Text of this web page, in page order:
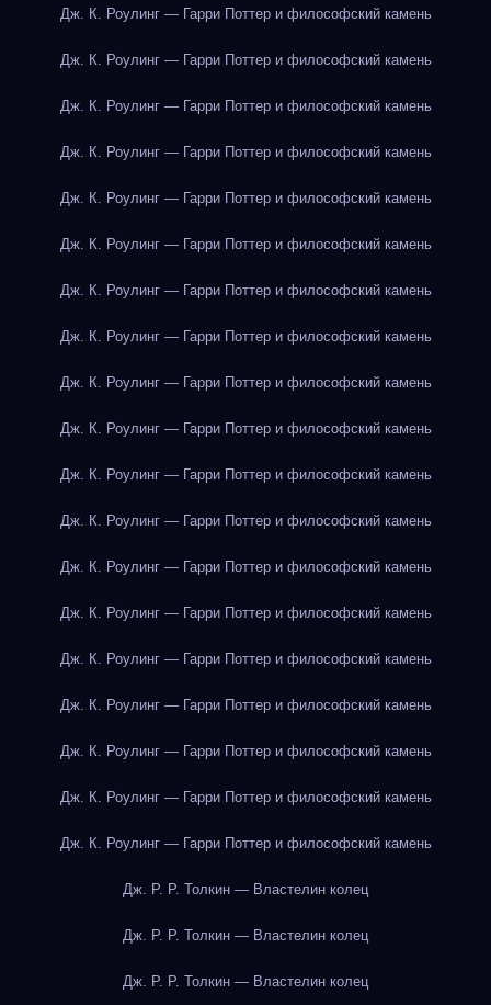
Дж. К. Роулинг — Гарри Поттер и философский камень
Дж. К. Роулинг — Гарри Поттер и философский камень
Дж. К. Роулинг — Гарри Поттер и философский камень
Дж. К. Роулинг — Гарри Поттер и философский камень
Дж. К. Роулинг — Гарри Поттер и философский камень
Дж. К. Роулинг — Гарри Поттер и философский камень
Дж. К. Роулинг — Гарри Поттер и философский камень
Дж. К. Роулинг — Гарри Поттер и философский камень
Дж. К. Роулинг — Гарри Поттер и философский камень
Дж. К. Роулинг — Гарри Поттер и философский камень
Дж. К. Роулинг — Гарри Поттер и философский камень
Дж. К. Роулинг — Гарри Поттер и философский камень
Дж. К. Роулинг — Гарри Поттер и философский камень
Дж. К. Роулинг — Гарри Поттер и философский камень
Дж. К. Роулинг — Гарри Поттер и философский камень
Дж. К. Роулинг — Гарри Поттер и философский камень
Дж. К. Роулинг — Гарри Поттер и философский камень
Дж. К. Роулинг — Гарри Поттер и философский камень
Дж. К. Роулинг — Гарри Поттер и философский камень
Дж. Р. Р. Толкин — Властелин колец
Дж. Р. Р. Толкин — Властелин колец
Дж. Р. Р. Толкин — Властелин колец